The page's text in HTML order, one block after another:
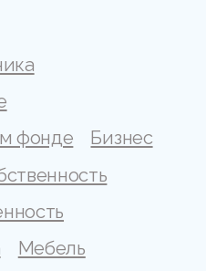
фонде
Бизнес
Мебель